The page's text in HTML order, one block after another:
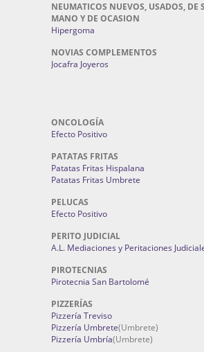
NEUMATICOS NUEVOS, USADOS, DE
MANO Y DE OCASION
Hipergoma
NOVIAS COMPLEMENTOS
Jocafra Joyeros
ONCOLOGÍA
Efecto Positivo
PATATAS FRITAS
Patatas Fritas Hispalana
Patatas Fritas Umbrete
PELUCAS
Efecto Positivo
PERITO JUDICIAL
A.L. Mediaciones y Peritaciones
PIROTECNIAS
Pirotecnia San Bartolomé
PIZZERÍAS
Pizzería Treviso
Pizzería Umbrete(Umbrete)
Pizzería Umbría(Umbrete)